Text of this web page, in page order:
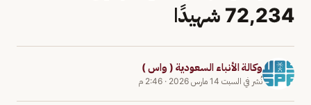
72,234 شهيدًا
وكالة الأنباء السعودية ( واس )
نُشر في السبت 14 مارس 2026 · 2:46 م